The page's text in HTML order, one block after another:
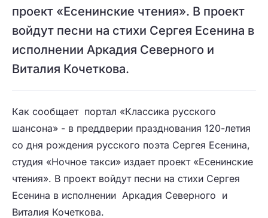
проект «Есенинские чтения». В проект
войдут песни на стихи Сергея Есенина в
исполнении Аркадия Северного и
Виталия Кочеткова.
Как сообщает портал «Классика русского
шансона» - в преддверии празднования 120-летия
со дня рождения русского поэта Сергея Есенина,
студия «Ночное такси» издает проект «Есенинские
чтения». В проект войдут песни на стихи Сергея
Есенина в исполнении Аркадия Северного и
Виталия Кочеткова.